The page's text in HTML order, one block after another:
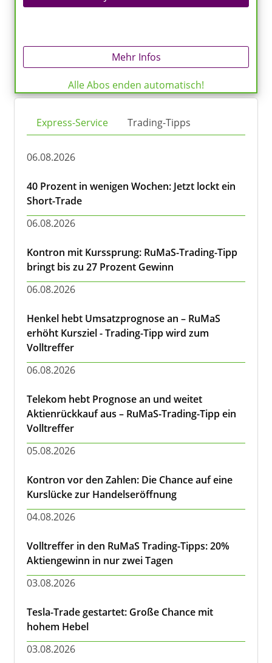
Mehr Infos
Alle Abos enden automatisch!
Express-Service Trading-Tipps
06.08.2026
40 Prozent in wenigen Wochen: Jetzt lockt ein
Short-Trade
06.08.2026
Kontron mit Kurssprung: RuMaS-Trading-Tipp
bringt bis zu 27 Prozent Gewinn
06.08.2026
Henkel hebt Umsatzprognose an – RuMaS
erhöht Kursziel - Trading-Tipp wird zum
Volltreffer
06.08.2026
Telekom hebt Prognose an und weitet
Aktienrückkauf aus – RuMaS-Trading-Tipp ein
Volltreffer
05.08.2026
Kontron vor den Zahlen: Die Chance auf eine
Kurslücke zur Handelseröffnung
04.08.2026
Volltreffer in den RuMaS Trading-Tipps: 20%
Aktiengewinn in nur zwei Tagen
03.08.2026
Tesla-Trade gestartet: Große Chance mit
hohem Hebel
03.08.2026